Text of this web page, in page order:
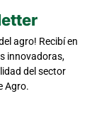
agro! Recibí en
innovadoras,
del sector
Agro.